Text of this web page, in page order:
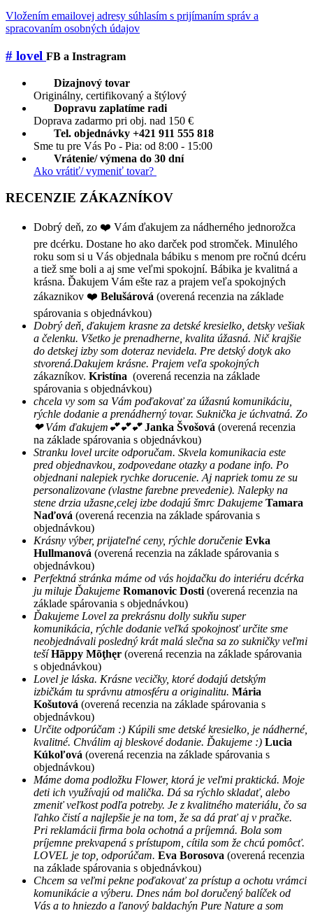
Vložením emailovej adresy súhlasím s prijímaním správ a
spracovaním osobných údajov
# lovel FB a Instragram
Dizajnový tovar
Originálny, certifikovaný a štýlový
Dopravu zaplatíme radi
Doprava zadarmo pri obj. nad 150 €
Tel. objednávky +421 911 555 818
Sme tu pre Vás Po - Pia: od 8:00 - 15:00
Vrátenie/ výmena do 30 dní
Ako vrátiť/ vymeniť tovar?
RECENZIE ZÁKAZNÍKOV
Dobrý deň, zo ❤️ Vám ďakujem za nádherného jednorožca
pre dcérku. Dostane ho ako darček pod stromček. Minulého
roku som si u Vás objednala bábiku s menom pre ročnú dcéru
a tiež sme boli a aj sme veľmi spokojní. Bábika je kvalitná a
krásna. Ďakujem Vám ešte raz a prajem veľa spokojných
zákaznikov ❤️ Belušárová (overená recenzia na základe
spárovania s objednávkou)
Dobrý deň, ďakujem krasne za detské kresielko, detsky vešiak
a čelenku. Všetko je prenadherne, kvalita úžasná. Nič krajšie
do detskej izby som doteraz nevidela. Pre detský dotyk ako
stvorená.Dakujem krásne. Prajem veľa spokojných
zákazníkov. Kristína (overená recenzia na základe
spárovania s objednávkou)
chcela vy som sa Vám poďakovať za úžasnú komunikáciu,
rýchle dodanie a prenádherný tovar. Suknička je úchvatná. Zo
❤ Vám ďakujem💕💕💕 Janka Švošová (overená recenzia
na základe spárovania s objednávkou)
Stranku lovel urcite odporučam. Skvela komunikacia este
pred objednavkou, zodpovedane otazky a podane info. Po
objednani nalepiek rychke dorucenie. Aj napriek tomu ze su
personalizovane (vlastne farebne prevedenie). Nalepky na
stene drzia užasne,celej izbe dodajú šmrc Dakujeme Tamara
Naďová (overená recenzia na základe spárovania s
objednávkou)
Krásny výber, prijateľné ceny, rýchle doručenie Evka
Hullmanová (overená recenzia na základe spárovania s
objednávkou)
Perfektná stránka máme od vás hojdačku do interiéru dcérka
ju miluje Ďakujeme Romanovic Dosti (overená recenzia na
základe spárovania s objednávkou)
Ďakujeme Lovel za prekrásnu dolly sukňu super
komunikácia, rýchle dodanie veľká spokojnosť určite sme
neobjednávali posledný krát malá slečna sa zo sukničky veľmi
tešíHãppy Mõţhęr (overená recenzia na základe spárovania
s objednávkou)
Lovel je láska. Krásne vecičky, ktoré dodajú detským
izbičkám tu správnu atmosféru a originalitu. Mária
Košutová (overená recenzia na základe spárovania s
objednávkou)
Určite odporúčam :) Kúpili sme detské kresielko, je nádherné,
kvalitné. Chválim aj bleskové dodanie. Ďakujeme :) Lucia
Kúkoľová (overená recenzia na základe spárovania s
objednávkou)
Máme doma podložku Flower, ktorá je veľmi praktická. Moje
deti ich využívajú od malička. Dá sa rýchlo skladať, alebo
zmeniť veľkost podľa potreby. Je z kvalitného materiálu, čo sa
ľahko čistí a najlepšie je na tom, že sa dá prať aj v pračke.
Pri reklamácii firma bola ochotná a príjemná. Bola som
príjemne prekvapená s prístupom, cítila som že chcú pomôcť.
LOVEL je top, odporúčam. Eva Borosova (overená recenzia
na základe spárovania s objednávkou)
Chcem sa veľmi pekne poďakovať za prístup a ochotu vrámci
komunikácie a výberu. Dnes nám bol doručený balíček od
Vás a to hniezdo a ľanový baldachýn Pure Nature a som